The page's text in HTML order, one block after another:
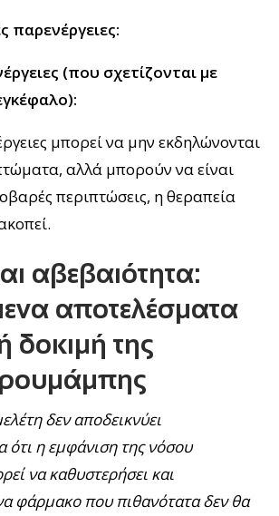
παρενέργειες:
(που σχετίζονται με
μπορεί να μην εκδηλώνονται
αλλά μπορούν να είναι
περιπτώσεις, η θεραπεία
αβεβαιότητα:
αποτελέσματα
δοκιμή της
δεν αποδεικνύει
ότι η εμφάνιση της νόσου
να καθυστερήσει και
φάρμακο που πιθανότατα δεν θα